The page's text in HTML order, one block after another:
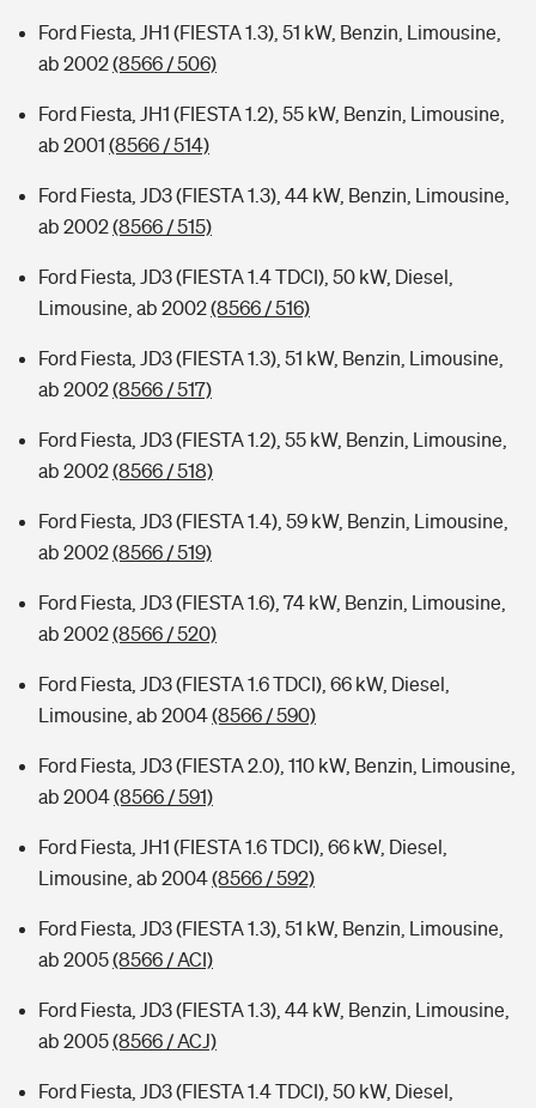
Ford Fiesta, JH1 (FIESTA 1.3), 51 kW, Benzin, Limousine,
ab 2002(8566 / 506)
Ford Fiesta, JH1 (FIESTA 1.2), 55 kW, Benzin, Limousine,
ab 2001 (8566 / 514)
Ford Fiesta, JD3 (FIESTA 1.3), 44 kW, Benzin, Limousine,
ab 2002(8566 / 515)
Ford Fiesta, JD3 (FIESTA 1.4 TDCI), 50 kW, Diesel,
Limousine, ab 2002(8566 / 516)
Ford Fiesta, JD3 (FIESTA 1.3), 51 kW, Benzin, Limousine,
ab 2002(8566 / 517)
Ford Fiesta, JD3 (FIESTA 1.2), 55 kW, Benzin, Limousine,
ab 2002(8566 / 518)
Ford Fiesta, JD3 (FIESTA 1.4), 59 kW, Benzin, Limousine,
ab 2002(8566 / 519)
Ford Fiesta, JD3 (FIESTA 1.6), 74 kW, Benzin, Limousine,
ab 2002(8566 / 520)
Ford Fiesta, JD3 (FIESTA 1.6 TDCI), 66 kW, Diesel,
Limousine, ab 2004(8566 / 590)
Ford Fiesta, JD3 (FIESTA 2.0), 110 kW, Benzin, Limousine,
ab 2004(8566 / 591)
Ford Fiesta, JH1 (FIESTA 1.6 TDCI), 66 kW, Diesel,
Limousine, ab 2004(8566 / 592)
Ford Fiesta, JD3 (FIESTA 1.3), 51 kW, Benzin, Limousine,
ab 2005(8566 / ACI)
Ford Fiesta, JD3 (FIESTA 1.3), 44 kW, Benzin, Limousine,
ab 2005(8566 / ACJ)
Ford Fiesta, JD3 (FIESTA 1.4 TDCI), 50 kW, Diesel,